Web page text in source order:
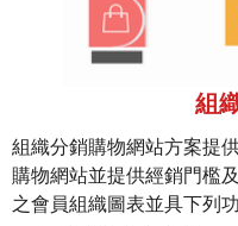
組
組織分銷購物網站方案提
購物網站並提供經銷門檻
之會員組織圖表並具下列